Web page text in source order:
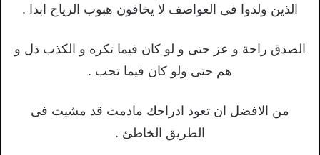
الذين ولدوا فى العواصف لا يخافون هبوب الرياح ابدا .
الصدق راحة و عز حتى و لو كان فيما تكره و الكذب ذل و
هم حتى ولو كان فيما تحب .
من الافضل ان تعود ادراجك مادمت قد مشيت فى
الطريق الخاطئ .